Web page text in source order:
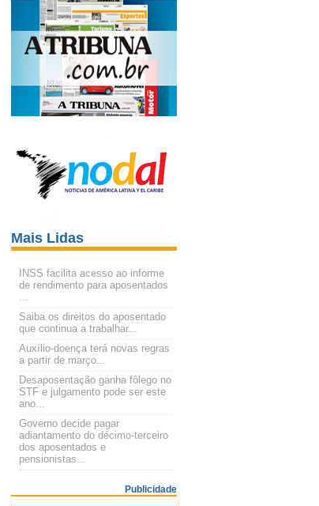
Mais Lidas
INSS facilita acesso ao informe
de rendimento para aposentados
...
Saiba os direitos do aposentado
que continua a trabalhar...
Auxílio-doença terá novas regras
a partir de março...
Desaposentação ganha fôlego no
STF e julgamento pode ser este
ano...
Governo decide pagar
adiantamento do décimo-terceiro
dos aposentados e
pensionistas...
Publicidade